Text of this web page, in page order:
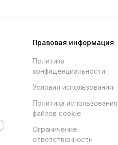
Правовая информация
Политика
конфиденциальности
Условия использования
Политика использования
файлов cookie
Ограничение
ответственности